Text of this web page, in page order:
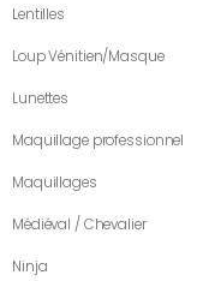
Lentilles
Loup Vénitien/Masque
Lunettes
Maquillage professionnel
Maquillages
Médiéval / Chevalier
Ninja